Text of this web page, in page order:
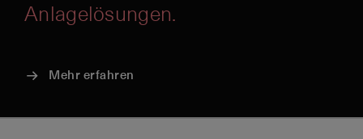
Anlagelösungen.
Mehr erfahren